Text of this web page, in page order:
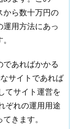
から数十万円の
用方法にあっ
あればかかる
サイトであれば
てサイト運営を
ぞれの運用用途
きます。